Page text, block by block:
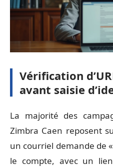
Vérification
avant saisie
La majorité des
Zimbra Caen reposent
un courriel demande de
le compte, avec un